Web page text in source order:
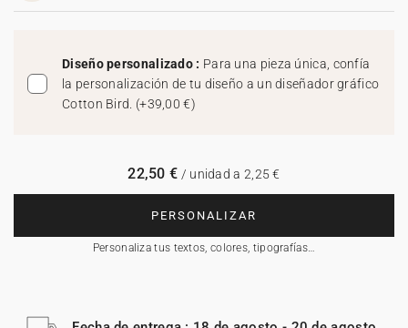
Diseño personalizado : Para una pieza única, confía
la personalización de tu diseño a un diseñador gráfico
Cotton Bird. (+39,00 €)
PERSONALIZAR
Personaliza tus textos, colores, tipografías…
22,50 € / unidad a 2,25 €